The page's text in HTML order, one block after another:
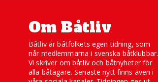
Om Båtliv
Båtliv är båtfolkets egen tidning, som
når medlemmarna i svenska båtklubbar.
Vi skriver om båtliv och båtnyheter för
alla båtägare. Senaste nytt finns även i